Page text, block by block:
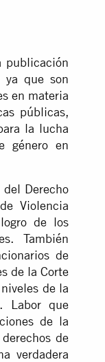
publicación
ya que son
en materia
públicas,
la lucha
género en
Derecho
Violencia
de los
También
de
de la Corte
de la
Labor que
de la
de
verdadera